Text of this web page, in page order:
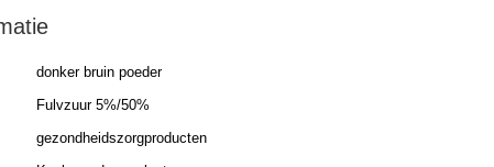
donker bruin poeder
Fulvzuur 5%/50%
gezondheidszorgproducten